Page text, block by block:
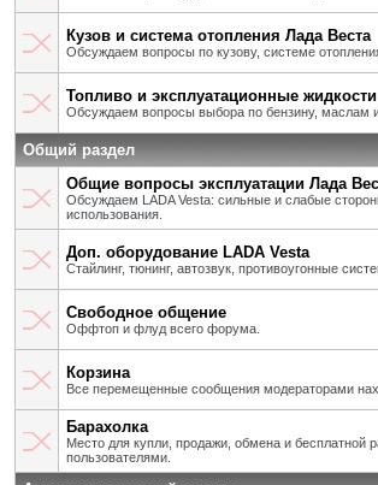
Кузов и система отопления Лада Веста
Обсуждаем вопросы по кузову, системе
Топливо и эксплуатационные жидкости
Обсуждаем вопросы выбора по бензину, маслам
Общий раздел
Общие вопросы эксплуатации Лада
Обсуждаем LADA Vesta: сильные и слабые
использования.
Доп. оборудование LADA Vesta
Стайлинг, тюнинг, автозвук, противоугонные
Свободное общение
Оффтоп и флуд всего форума.
Корзина
Все перемещенные сообщения модераторами
Барахолка
Место для купли, продажи, обмена и бесплатной
пользователями.